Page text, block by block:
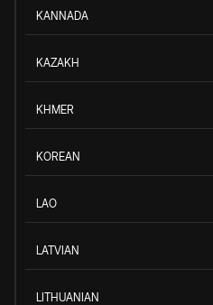
KANNADA
KAZAKH
KHMER
KOREAN
LAO
LATVIAN
LITHUANIAN